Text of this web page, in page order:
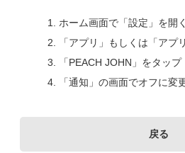
ホーム画面で「設定」を開く
「アプリ」もしくは「アプ
「PEACH JOHN」をタップ
「通知」の画面でオフに変
戻る